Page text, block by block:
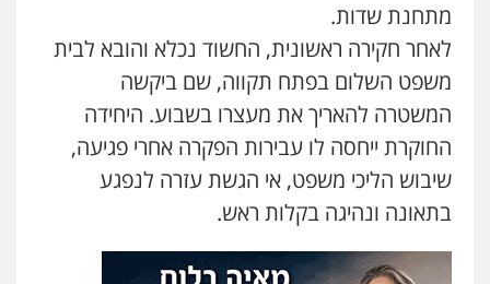
עו"ד פיני פישלר
פלילי תעבורה מח"ש אזרחי כלכלי
0505234000
מתחנת שדות.
לאחר חקירה ראשונית, החשוד נכלא והובא לבית
משפט השלום בפתח תקווה, שם ביקשה
המשטרה להאריך את מעצרו בשבוע. היחידה
החוקרת ייחסה לו עבירות הפקרה אחרי פגיעה,
שיבוש הליכי משפט, אי הגשת עזרה לנפגע
בתאונה ונהיגה בקלות ראש.